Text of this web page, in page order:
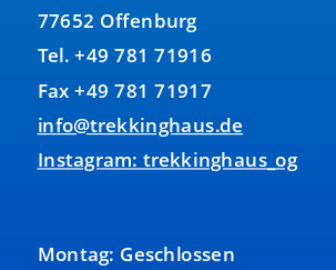
77652 Offenburg
Tel. +49 781 71916
Fax +49 781 71917
info@trekkinghaus.de
Instagram: trekkinghaus_og
Montag: Geschlossen